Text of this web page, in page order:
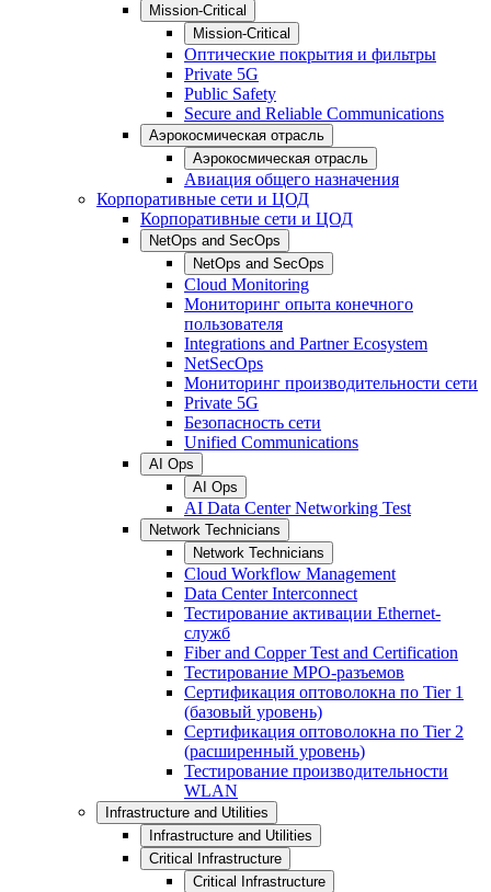
Mission-Critical
Mission-Critical
Оптические покрытия и фильтры
Private 5G
Public Safety
Secure and Reliable Communications
Аэрокосмическая отрасль
Аэрокосмическая отрасль
Авиация общего назначения
Корпоративные сети и ЦОД
Корпоративные сети и ЦОД
NetOps and SecOps
NetOps and SecOps
Cloud Monitoring
Мониторинг опыта конечного
пользователя
Integrations and Partner Ecosystem
NetSecOps
Мониторинг производительности сети
Private 5G
Безопасность сети
Unified Communications
AI Ops
AI Ops
AI Data Center Networking Test
Network Technicians
Network Technicians
Cloud Workflow Management
Data Center Interconnect
Тестирование активации Ethernet-
служб
Fiber and Copper Test and Certification
Тестирование МРО-разъемов
Сертификация оптоволокна по Tier 1
(базовый уровень)
Сертификация оптоволокна по Tier 2
(расширенный уровень)
Тестирование производительности
WLAN
Infrastructure and Utilities
Infrastructure and Utilities
Critical Infrastructure
Critical Infrastructure